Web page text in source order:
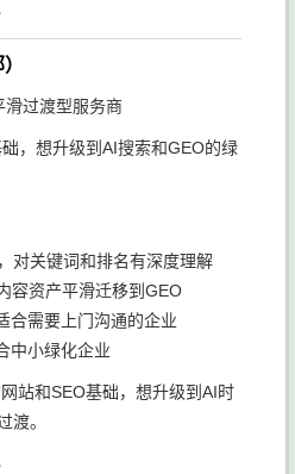
滑过渡型服务商
，想升级到AI搜索和GEO的绿
对关键词和排名有深度理解
容资产平滑迁移到GEO
合需要上门沟通的企业
中小绿化企业
站和SEO基础，想升级到AI时
渡。